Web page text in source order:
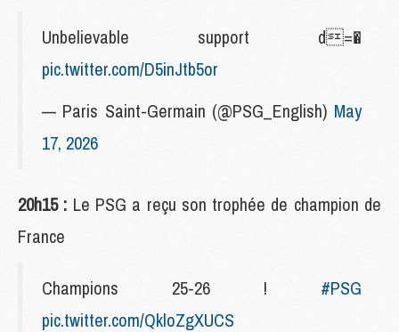
Unbelievable support d=�
pic.twitter.com/D5inJtb5or
— Paris Saint-Germain (@PSG_English) May
17, 2026
20h15 : Le PSG a reçu son trophée de champion de
France
Champions 25-26 ! #PSG
pic.twitter.com/QkloZgXUCS